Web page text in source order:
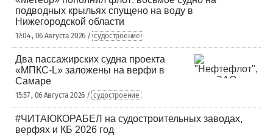
подводных крыльях спущено на воду в
Нижегородской области
17:04 , 06 Августа 2026 / судостроение
Два пассажирских судна проекта
«МПКС-L» заложены на верфи в
Самаре
15:57 , 06 Августа 2026 / судостроение
#ЧИТАЮКОРАБЕЛ на судостроительных заводах,
верфях и КБ 2026 год